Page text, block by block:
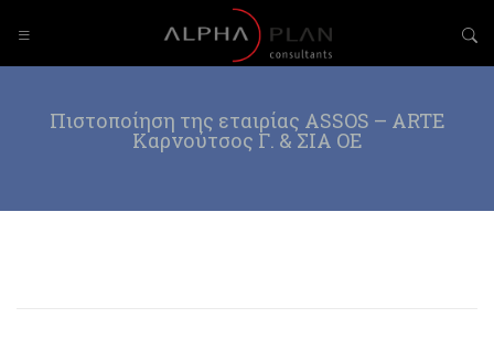
Πιστοποίηση της εταιρίας ASSOS – ARTE
Καρνούτσος Γ. & ΣΙΑ ΟΕ